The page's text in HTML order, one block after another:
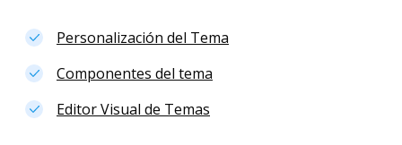
Personalización del Tema
Componentes del tema
Editor Visual de Temas